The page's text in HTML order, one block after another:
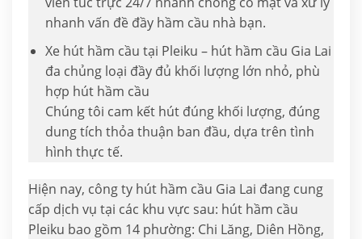
nhanh vấn đề đầy hầm cầu nhà bạn.
Xe hút hầm cầu tại Pleiku – hút hầm cầu Gia Lai
đa chủng loại đầy đủ khối lượng lớn nhỏ, phù
hợp hút hầm cầu
Chúng tôi cam kết hút đúng khối lượng, đúng
dung tích thỏa thuận ban đầu, dựa trên tình
hình thực tế.
Hiện nay, công ty hút hầm cầu Gia Lai đang cung
cấp dịch vụ tại các khu vực sau: hút hầm cầu
Pleiku bao gồm 14 phường: Chi Lăng, Diên Hồng,